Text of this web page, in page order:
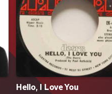
Hello, I Love You